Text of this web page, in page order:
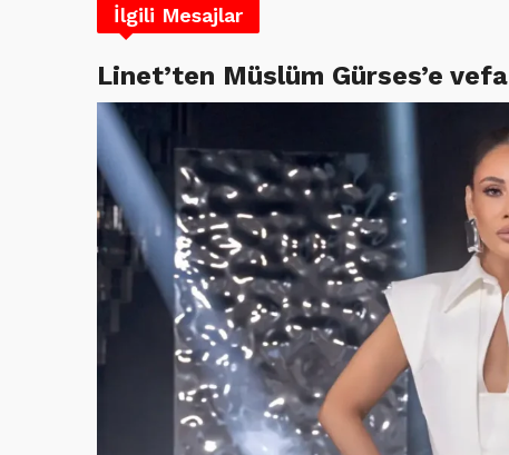
İlgili Mesajlar
Linet’ten Müslüm Gürses’e vefa